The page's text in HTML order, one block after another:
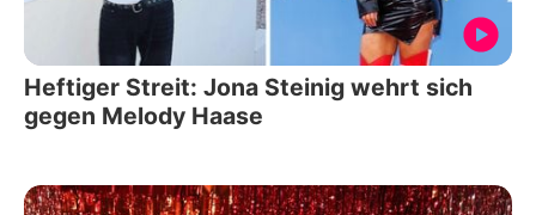
Heftiger Streit: Jona Steinig wehrt sich
gegen Melody Haase